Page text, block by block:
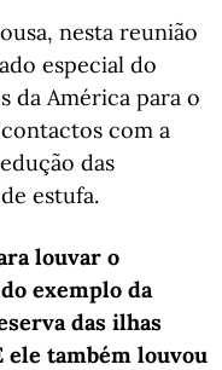
nesta reunião
especial do
da América para o
com a
das
estufa.
louvar o
exemplo da
das ilhas
ele também louvou